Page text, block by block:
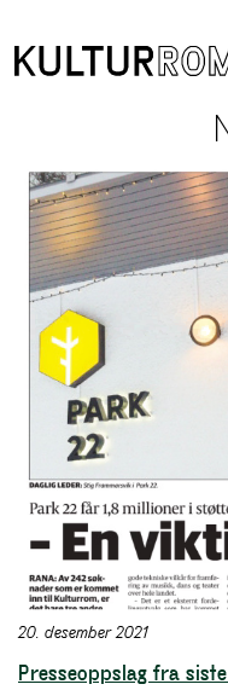
20. desember 2021
Presseoppslag fra